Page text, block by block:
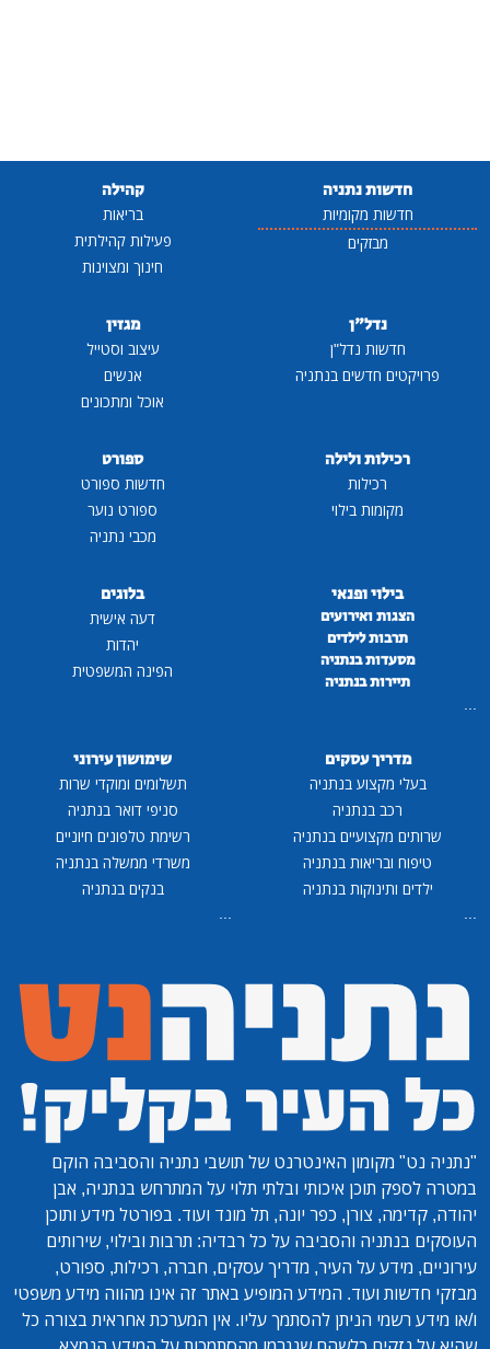
חדשות נתניה
חדשות מקומיות
מבזקים
קהילה
בריאות
פעילות קהילתית
חינוך ומצוינות
נדל"ן
חדשות נדל"ן
פרויקטים חדשים בנתניה
מגזין
עיצוב וסטייל
אנשים
אוכל ומתכונים
רכילות ולילה
רכילות
מקומות בילוי
ספורט
חדשות ספורט
ספורט נוער
מכבי נתניה
בילוי ופנאי
הצגות ואירועים
תרבות לילדים
מסעדות בנתניה
תיירות בנתניה
...
בלוגים
דעה אישית
יהדות
הפינה המשפטית
מדריך עסקים
בעלי מקצוע בנתניה
רכב בנתניה
שרותים מקצועיים בנתניה
טיפוח ובריאות בנתניה
ילדים ותינוקות בנתניה
...
שימושון עירוני
תשלומים ומוקדי שרות
סניפי דואר בנתניה
רשימת טלפונים חיוניים
משרדי ממשלה בנתניה
בנקים בנתניה
...
"נתניה נט" מקומון האינטרנט של תושבי נתניה והסביבה הוקם
במטרה לספק תוכן איכותי ובלתי תלוי על המתרחש בנתניה, אבן
יהודה, קדימה, צורן, כפר יונה, תל מונד ועוד. בפורטל מידע ותוכן
העוסקים בנתניה והסביבה על כל רבדיה: תרבות ובילוי, שירותים
עירוניים, מידע על העיר, מדריך עסקים, חברה, רכילות, ספורט,
מבזקי חדשות ועוד. המידע המופיע באתר זה אינו מהווה מידע משפטי
ו/או מידע רשמי הניתן להסתמך עליו. אין המערכת אחראית בצורה כל